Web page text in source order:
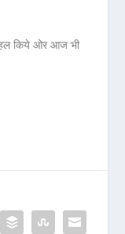
किये ओर आज भी